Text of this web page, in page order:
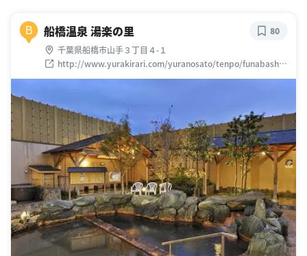
B 船橋温泉 湯楽の里
千葉県船橋市山手３丁目４-１
http://www.yurakirari.com/yuranosato/tenpo/funabashi.
html
80